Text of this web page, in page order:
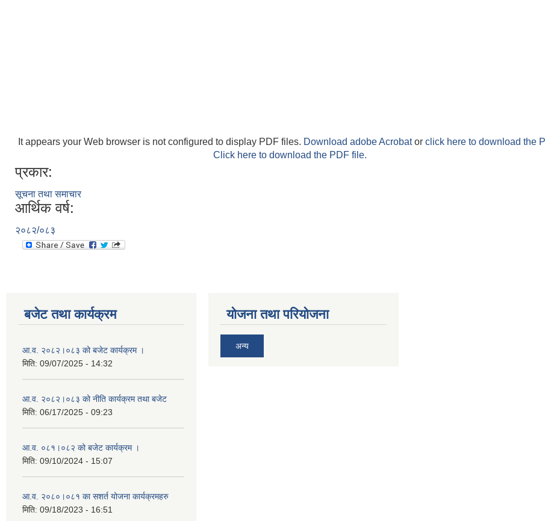
It appears your Web browser is not configured to display PDF files. Download adobe Acrobator click here to download the
Click here to download the PDF file.
प्रकार:
सूचना तथा समाचार
आर्थिक वर्ष:
२०८२/०८३
बजेट तथा कार्यक्रम
आ.व. २०८२।०८३ को बजेट कार्यक्रम ।
मिति: 09/07/2025 - 14:32
आ.व. २०८२।०८३ को नीति कार्यक्रम तथा बजेट
मिति: 06/17/2025 - 09:23
आ.व. ०८१।०८२ को बजेट कार्यक्रम ।
मिति: 09/10/2024 - 15:07
आ.व. २०८०।०८१ का सशर्त योजना कार्यक्रमहरु
मिति: 09/18/2023 - 16:51
योजना तथा परियोजना
अन्य